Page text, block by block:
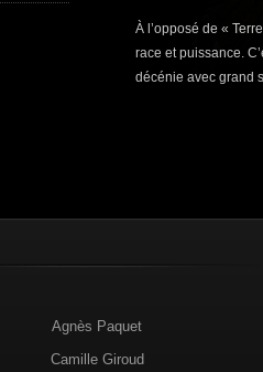
À l’opposé de «
race et puissance.
décénie avec grand
Agnès Paquet
Camille Giroud